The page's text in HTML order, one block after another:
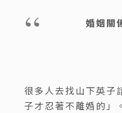
婚姻關
很多人去找山下英子
子才忍著不離婚的」。